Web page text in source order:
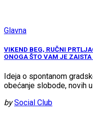
Glavna
VIKEND BEG, RUČNI
ONOGA ŠTO VAM JE ZAISTA
Ideja o spontanom
obećanje slobode, novih
by Social Club